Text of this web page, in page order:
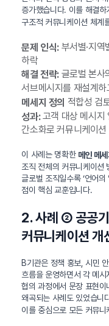
증가했습니다. 이를 해결하
구조적 커뮤니케이션 체계
문제 인식:부서별·지역
하락
해결 전략:글로벌 본사
서브메시지를 재설계
메세지 정의 적합성 검
성과:고객 대상 메시지
간소화로 커뮤니케이
이 사례는 명확한 메인 메
조직 전체의 커뮤니케이션
글로벌 조직일수록 ‘언어의
점이 핵심 교훈입니다.
2. 사례 ② 공공
커뮤니케이션 개
B기관은 정책 홍보, 시민
흐름을 운영하면서 각 메
협의 과정에서 문장 표현
왜곡되는 사례도 있었습니
이를 중심으로 모든 커뮤